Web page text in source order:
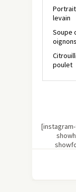
levain
Soupe
poulet